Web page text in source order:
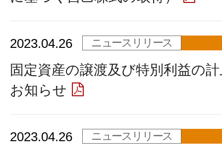
2023.04.26 ニュースリリース
固定資産の譲渡及び特別利益の
お知らせ
2023.04.26 ニュースリリース